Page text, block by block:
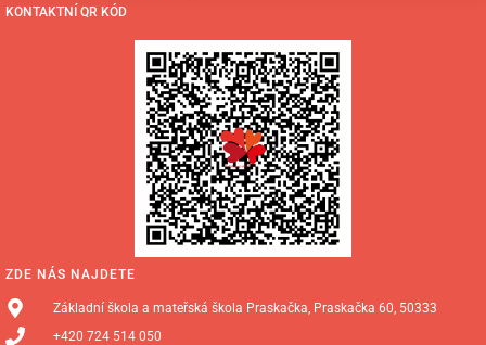
ZDE NÁS NAJDETE
Základní škola a mateřská škola Praskačka, Praskačka 60, 50333
+420 724 514 050
KONTAKTNÍ QR KÓD